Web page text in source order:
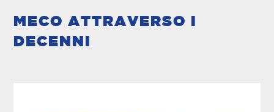
MECO ATTRAVERSO I
DECENNI